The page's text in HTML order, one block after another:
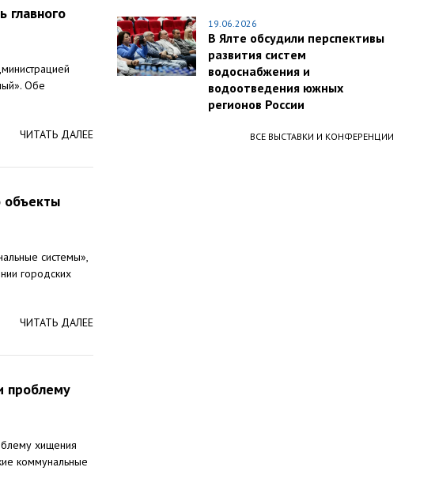
Обе
ЧИТАТЬ ДАЛЕЕ
объекты
системы»,
городских
ЧИТАТЬ ДАЛЕЕ
проблему
хищения
коммунальные
19.06.2026
В Ялте обсудили перспективы
развития систем
водоснабжения и
водоотведения южных
регионов России
ВСЕ ВЫСТАВКИ И КОНФЕРЕНЦИИ